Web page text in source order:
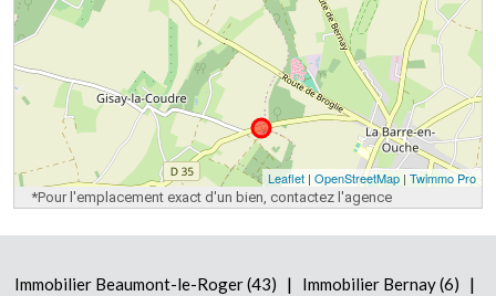
Leaflet | OpenStreetMap | Twimmo Pro
*Pour l'emplacement exact d'un bien, contactez l'agence
Immobilier Beaumont-le-Roger (43) | Immobilier Bernay (6) |